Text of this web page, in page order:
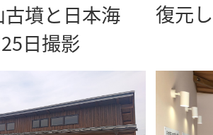
墳と日本海
日撮影
復元